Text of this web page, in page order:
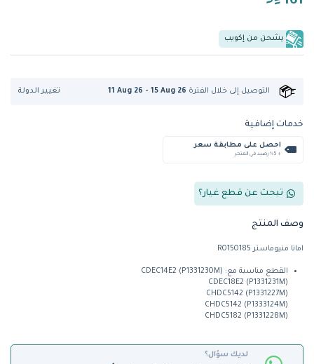
يشحن من إكويب
التوصيل إلى خلال الفترة 11 Aug 26 - 15 Aug 26 تغيير الدولة
خدمات إضافية
احصل على مطابقة سعر
+ %5 رصيد في المتجر
تبحث عن قطع غيار؟
وصف المنتج
امانا منيوماستر R0150185
القطع مناسبة مع: CDEC14E2 (P1331230M)
CDEC18E2 (P1331231M)
CHDC5142 (P1331227M)
CHDC5142 (P1333124M)
CHDC5182 (P1331228M)
لديك سؤال؟